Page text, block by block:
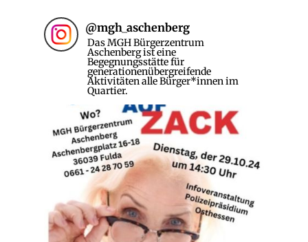
@mgh_aschenberg
Das MGH Bürgerzentrum
Aschenberg ist eine
Begegnungsstätte für
generationenübergreifende
Aktivitäten alle Bürger*innen im
Quartier.